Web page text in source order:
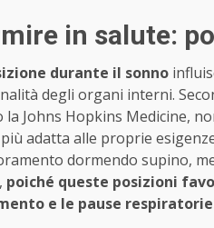
in salute:
durante il sonno
degli organi interni.
la Johns Hopkins Medicine,
adatta alle proprie
dormendo supino,
poiché queste posizioni
e le pause